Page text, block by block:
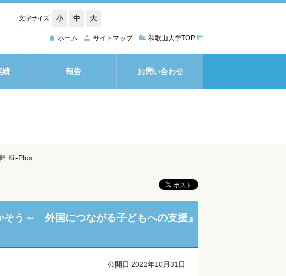
文字サイズ 小 中 大
ホーム サイトマップ 和歌山大学TOP
績 報告 お問い合わせ
Kii-Plus
う～ 外国につながる子どもへの支援』
公開日 2022年10月31日